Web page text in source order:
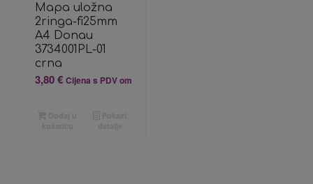
Mapa uložna
2ringa-fi25mm
A4 Donau
3734001PL-01
crna
3,80€ Cijena s PDV om